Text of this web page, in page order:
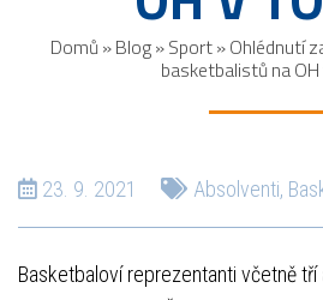
Domů »Blog»Sport»Ohlédnutí
basketbalistů na OH
23. 9. 2021 Absolventi,
Basketbaloví reprezentanti včetně